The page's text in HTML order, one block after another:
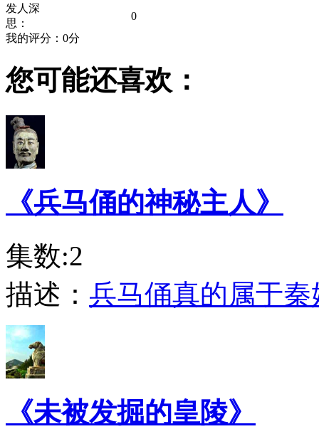
发人深
思：
0
我的评分： 0分
您可能还喜欢：
《兵马俑的神秘主人》
集数:2
描述： 兵马俑真的属于秦
《未被发掘的皇陵》